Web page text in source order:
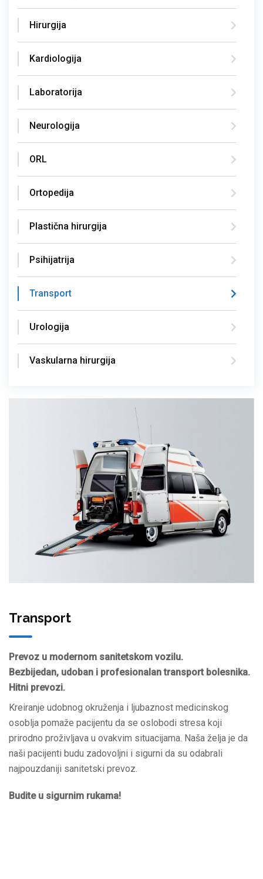
Hirurgija
Kardiologija
Laboratorija
Neurologija
ORL
Ortopedija
Plastična hirurgija
Psihijatrija
Transport
Urologija
Vaskularna hirurgija
Transport
Prevoz u modernom sanitetskom vozilu.
Bezbijedan, udoban i profesionalan transport bolesnika.
Hitni prevozi.
Kreiranje udobnog okruženja i ljubaznost medicinskog
osoblja pomaže pacijentu da se oslobodi stresa koji
prirodno proživljava u ovakvim situacijama. Naša želja je da
naši pacijenti budu zadovoljni i sigurni da su odabrali
najpouzdaniji sanitetski prevoz.
Budite u sigurnim rukama!